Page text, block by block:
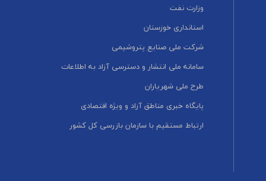
وزارت نفت
استانداری خوزستان
شرکت ملی صنایع پتروشیمی
سامانه ملی انتشار و دسترسی آزاد به اطلاعات
طرح ملی شهریاران
پایگاه خبری مناطق آزاد و ویژه اقتصادی
ارتباط مستقیم با سازمان بازرسی کل کشور